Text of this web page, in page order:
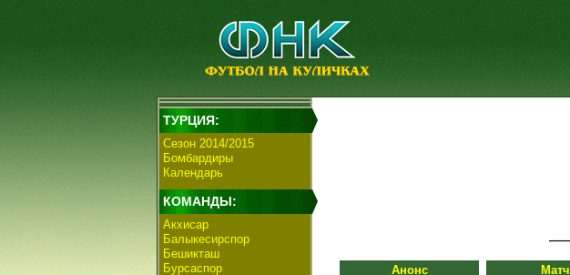
ТУРЦИЯ:
Сезон 2014/2015
Бомбардиры
Календарь
КОМАНДЫ:
Акхисар
Балыкесирспор
Бешикташ
Бурсаспор
Анонс Матч